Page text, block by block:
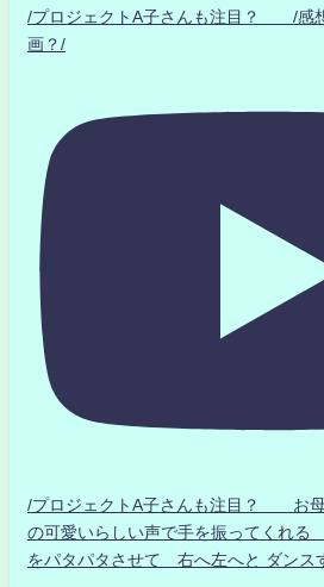
/プロジェクトA子さんも注目？ /感
画？/
/プロジェクトA子さんも注目？ お
の可愛いらしい声で手を振ってくれ
をパタパタさせて 右へ左へと ダンス